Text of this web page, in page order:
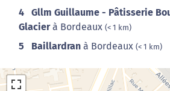
4
Gllm Guillaume - Pâtisserie
Glacierà Bordeaux (< 1 km)
5 Baillardran à Bordeaux (< 1 km)